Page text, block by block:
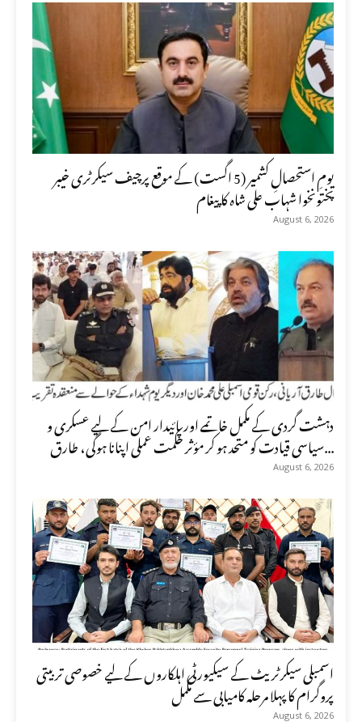
یومِ استحصالِ کشمیر (5 اگست) کے موقع پرچیف سیکرٹری خیبر
پختونخوا شہاب علی شاہ کا پیغام
August 6, 2026
دہشت گردی کے مکمل خاتمے اور پائیدار امن کے لیے عسکری و
سیاسی قیادت کو متحد ہو کر مؤثر حکمت عملی اپنانا ہوگی، طارق...
August 6, 2026
اسمبلی سیکرٹریٹ کے سیکیورٹی اہلکاروں کے لیے خصوصی تربیتی
پروگرام کا پہلا مرحلہ کامیابی سے مکمل
August 6, 2026